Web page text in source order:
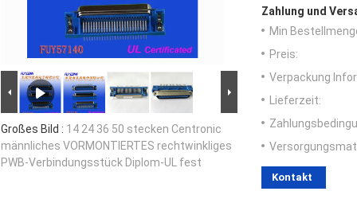
Großes Bild : 14 24 36 50 stecken Centronic
männliches VORMONTIERTES rechtwinkliges
PWB-Verbindungsstück Diplom-UL fest
Zahlung und
Min
Preis:
Verpackung
Lieferzeit:
Kontakt